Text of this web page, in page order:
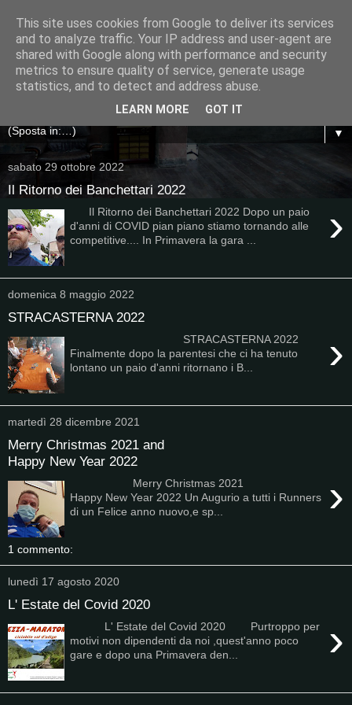
▼
sabato 29 ottobre 2022
Il Ritorno dei Banchettari 2022
›
Il Ritorno dei Banchettari 2022 Dopo un paio
d'anni di COVID pian piano stiamo tornando alle
competitive.... In Primavera la gara ...
domenica 8 maggio 2022
STRACASTERNA 2022
›
STRACASTERNA 2022
Finalmente dopo la parentesi che ci ha tenuto
lontano un paio d'anni ritornano i B...
martedì 28 dicembre 2021
Merry Christmas 2021 and
Happy New Year 2022
›
Merry Christmas 2021
Happy New Year 2022 Un Augurio a tutti i Runners
di un Felice anno nuovo,e sp...
1 commento:
lunedì 17 agosto 2020
L' Estate del Covid 2020
›
L' Estate del Covid 2020 Purtroppo per
motivi non dipendenti da noi ,quest'anno poco
gare e dopo una Primavera den...
This site uses cookies from Google to deliver its services
and to analyze traffic. Your IP address and user-agent are
shared with Google along with performance and security
metrics to ensure quality of service, generate usage
statistics, and to detect and address abuse.
LEARN MORE GOT IT